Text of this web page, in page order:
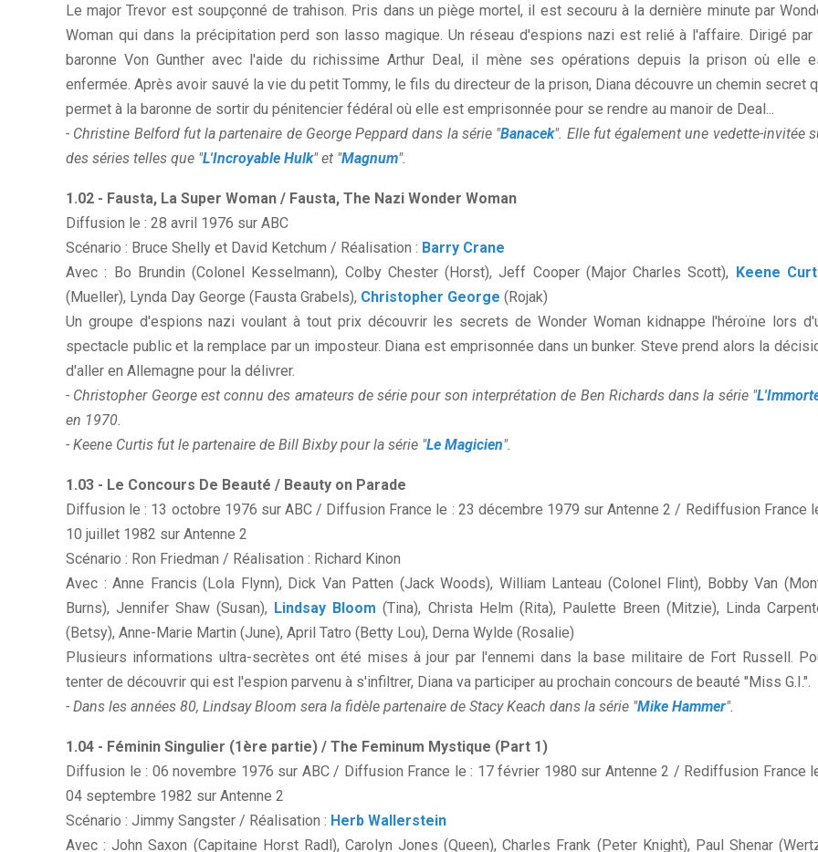
Le major Trevor est soupçonné de trahison. Pris dans un piège mortel, il est secouru à la dernière minute par
Woman qui dans la précipitation perd son lasso magique. Un réseau d'espions nazi est relié à l'affaire. Dirigé par
baronne Von Gunther avec l'aide du richissime Arthur Deal, il mène ses opérations depuis la prison où elle
enfermée. Après avoir sauvé la vie du petit Tommy, le fils du directeur de la prison, Diana découvre un chemin secret
permet à la baronne de sortir du pénitencier fédéral où elle est emprisonnée pour se rendre au manoir de Deal...
- Christine Belford fut la partenaire de George Peppard dans la série "Banacek". Elle fut également une vedette-invitée
des séries telles que "L'Incroyable Hulk" et "Magnum".
1.02 - Fausta, La Super Woman / Fausta, The Nazi Wonder Woman
Diffusion le : 28 avril 1976 sur ABC
Scénario : Bruce Shelly et David Ketchum / Réalisation : Barry Crane
Avec : Bo Brundin (Colonel Kesselmann), Colby Chester (Horst), Jeff Cooper (Major Charles Scott), Keene
(Mueller), Lynda Day George (Fausta Grabels), Christopher George (Rojak)
Un groupe d'espions nazi voulant à tout prix découvrir les secrets de Wonder Woman kidnappe l'héroïne lors
spectacle public et la remplace par un imposteur. Diana est emprisonnée dans un bunker. Steve prend alors la
d'aller en Allemagne pour la délivrer.
- Christopher George est connu des amateurs de série pour son interprétation de Ben Richards dans la série "
en 1970.
- Keene Curtis fut le partenaire de Bill Bixby pour la série "Le Magicien".
1.03 - Le Concours De Beauté / Beauty on Parade
Diffusion le : 13 octobre 1976 sur ABC / Diffusion France le : 23 décembre 1979 sur Antenne 2 / Rediffusion France
10 juillet 1982 sur Antenne 2
Scénario : Ron Friedman / Réalisation : Richard Kinon
Avec : Anne Francis (Lola Flynn), Dick Van Patten (Jack Woods), William Lanteau (Colonel Flint), Bobby Van
Burns), Jennifer Shaw (Susan), Lindsay Bloom (Tina), Christa Helm (Rita), Paulette Breen (Mitzie), Linda
(Betsy), Anne-Marie Martin (June), April Tatro (Betty Lou), Derna Wylde (Rosalie)
Plusieurs informations ultra-secrètes ont été mises à jour par l'ennemi dans la base militaire de Fort Russell.
tenter de découvrir qui est l'espion parvenu à s'infiltrer, Diana va participer au prochain concours de beauté "Miss G.I.".
- Dans les années 80, Lindsay Bloom sera la fidèle partenaire de Stacy Keach dans la série "Mike Hammer".
1.04 - Féminin Singulier (1ère partie) / The Feminum Mystique (Part 1)
Diffusion le : 06 novembre 1976 sur ABC / Diffusion France le : 17 février 1980 sur Antenne 2 / Rediffusion France
04 septembre 1982 sur Antenne 2
Scénario : Jimmy Sangster / Réalisation : Herb Wallerstein
Avec : John Saxon (Capitaine Horst Radl), Carolyn Jones (Queen), Charles Frank (Peter Knight), Paul Shenar